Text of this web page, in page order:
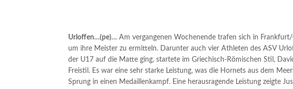
Urloffen…(pe)… Am vergangenen Wochenende trafen sich in
um ihre Meister zu ermitteln. Darunter auch vier Athleten des ASV
der U17 auf die Matte ging, startete im Griechisch-Römischen Stil,
Freistil. Es war eine sehr starke Leistung, was die Hornets aus dem
Sprung in einen Medaillenkampf. Eine herausragende Leistung zeigte